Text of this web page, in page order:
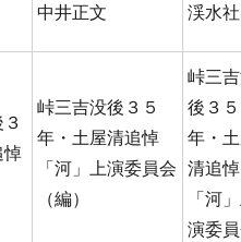
中井正文 渓水社
悼
峠三吉没後３５
年・土屋清追悼
「河」上演委員会
（編）
峠三
後３５
年・
清追悼
「河
演委